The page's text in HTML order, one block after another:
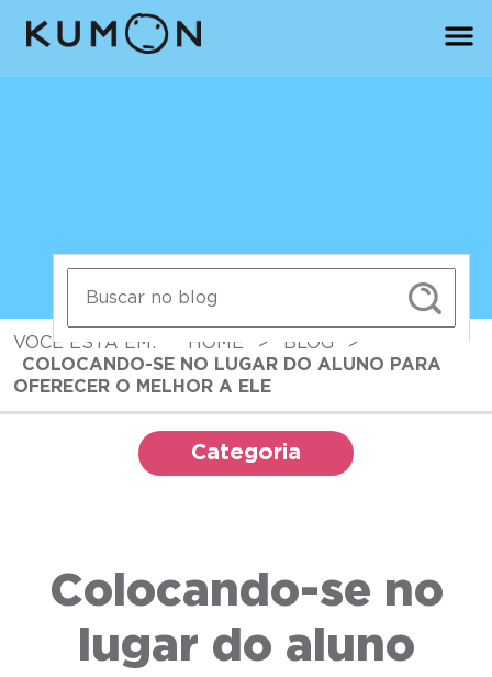
VOCÊ ESTÁ EM: HOME > BLOG
>
COLOCANDO-SE NO LUGAR DO ALUNO PARA
OFERECER O MELHOR A ELE
Categoria
Colocando-se no
lugar do aluno